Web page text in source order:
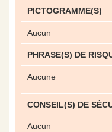
PICTOGRAMME(S)
Aucun
PHRASE(S) DE
Aucune
CONSEIL(S) DE
Aucun